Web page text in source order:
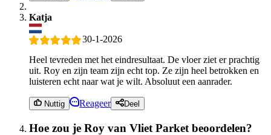
Katja
30-1-2026
Heel tevreden met het eindresultaat. De vloer ziet er prachtig
uit. Roy en zijn team zijn echt top. Ze zijn heel betrokken en
luisteren echt naar wat je wilt. Absoluut een aanrader.
Nuttig Reageer Deel
Hoe zou je Roy van Vliet Parket beoordelen?